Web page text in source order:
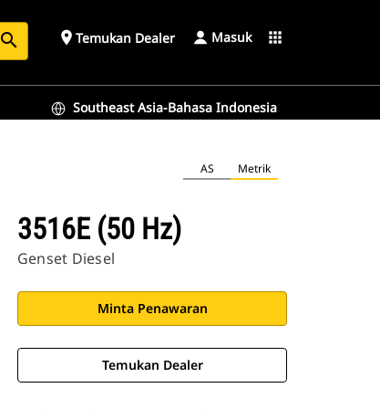
search place Temukan Dealer Masuk apps
Southeast Asia-Bahasa Indonesia
AS Metrik
3516E (50 Hz)
Genset Diesel
Minta Penawaran
Temukan Dealer